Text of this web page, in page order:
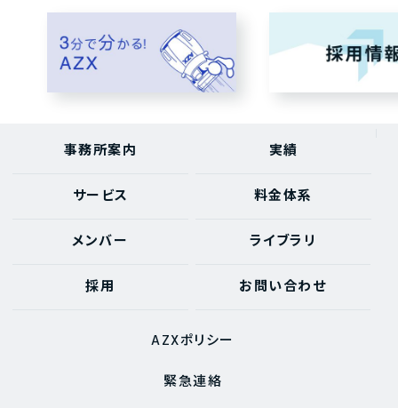
事務所案内 実績
サービス 料金体系
メンバー ライブラリ
採用 お問い合わせ
AZXポリシー
緊急連絡